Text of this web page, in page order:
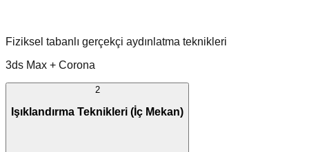
Fiziksel tabanlı gerçekçi aydınlatma teknikleri
3ds Max + Corona
2
Işıklandırma Teknikleri (İç Mekan)